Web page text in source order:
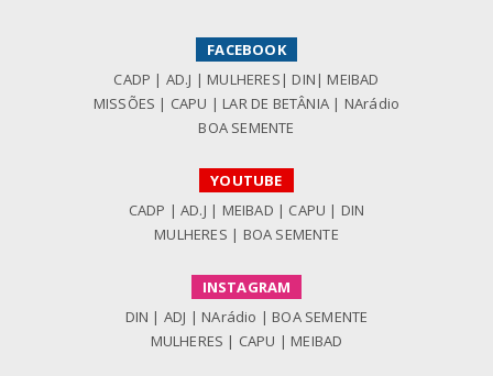
FACEBOOK
CADP | AD.J | MULHERES | DIN | MEIBAD
MISSÕES | CAPU | LAR DE BETÂNIA | NArádio
BOA SEMENTE
YOUTUBE
CADP |AD.J | MEIBAD | CAPU | DIN
MULHERES | BOA SEMENTE
INSTAGRAM
DIN | ADJ | NArádio | BOA SEMENTE
MULHERES | CAPU | MEIBAD